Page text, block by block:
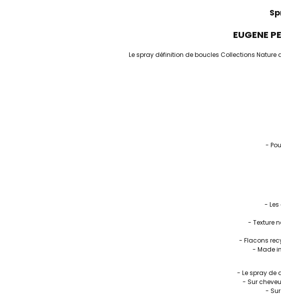
EUGENE
Le spray définition de boucles Collections Nature
-
-
- Texture
- Flacons
- Made
- Le spray de
- Sur
-